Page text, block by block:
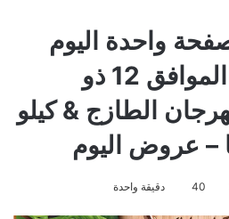
واحدة اليوم
20 مايو 2024 الموافق 12 ذو
1445 مهرجان الطازج & كيلو
– عروض اليوم
40 دقيقة واحدة